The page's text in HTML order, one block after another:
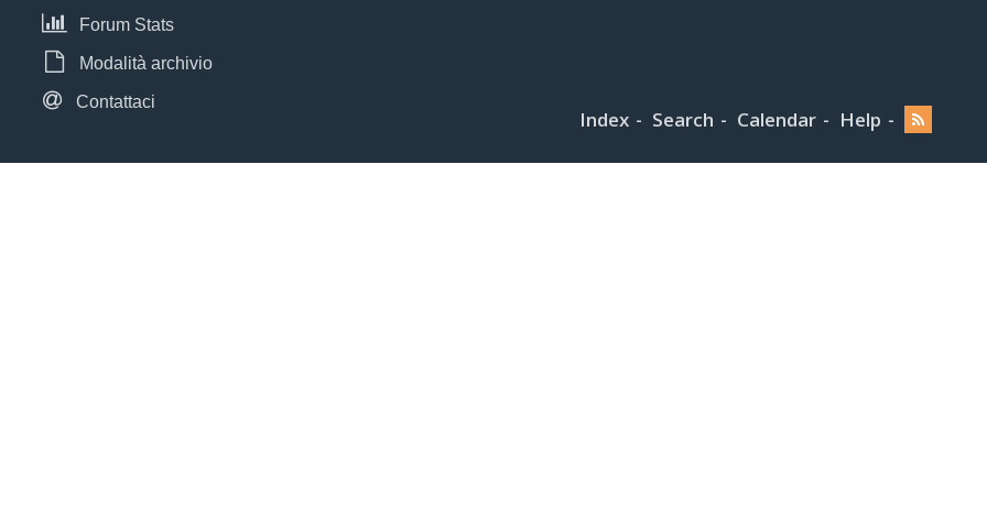
Forum Stats
Modalità archivio
Contattaci
Index Search Calendar Help